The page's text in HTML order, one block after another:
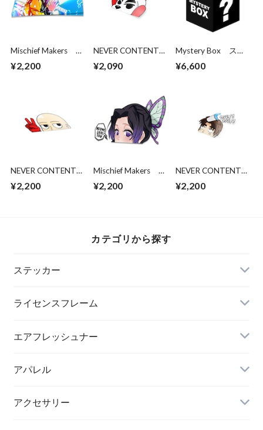
Mischief Makers
¥2,200
NEVER CONTENT
¥2,090
Mystery Box ステ
¥6,600
NEVER CONTENT
¥2,200
Mischief Makers
peeker
¥2,200
NEVER CONTENT
Fujiwara
¥2,200
カテゴリから探す
ステッカー
ライセンスフレーム
エアフレッシュナー
アパレル
アクセサリー